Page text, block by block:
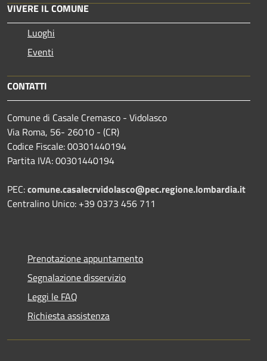
VIVERE IL COMUNE
Luoghi
Eventi
CONTATTI
Comune di Casale Cremasco - Vidolasco
Via Roma, 56- 26010 - (CR)
Codice Fiscale: 00301440194
Partita IVA: 00301440194
PEC:comune.casalecrvidolasco@pec.regione.lombardia.it
Centralino Unico: +39 0373 456 711
Prenotazione appuntamento
Segnalazione disservizio
Leggi le FAQ
Richiesta assistenza